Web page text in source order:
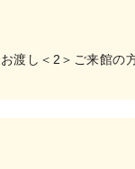
渡し＜2＞ご来館の